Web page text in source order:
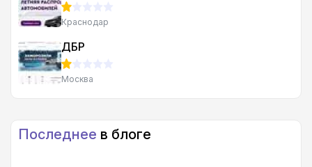
Краснодар
ДБР
Москва
Последнее в блоге